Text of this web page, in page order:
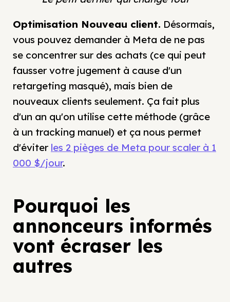
Optimisation Nouveau client. Désormais,
vous pouvez demander à Meta de ne pas
se concentrer sur des achats (ce qui peut
fausser votre jugement à cause d'un
retargeting masqué), mais bien de
nouveaux clients seulement. Ça fait plus
d'un an qu'on utilise cette méthode (grâce
à un tracking manuel) et ça nous permet
d'éviter les 2 pièges de Meta pour scaler à 1
000 $/jour.
Pourquoi les
annonceurs informés
vont écraser les
autres